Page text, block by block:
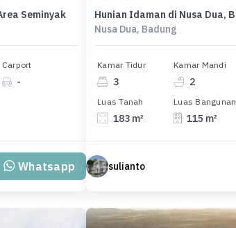
Seminyak
Carport
-
Whatsapp
Nusa Dua, Badung
Kamar Tidur
3
Kamar Mandi
2
Luas Tanah
183 m²
Luas Bangunan
115 m²
sulianto